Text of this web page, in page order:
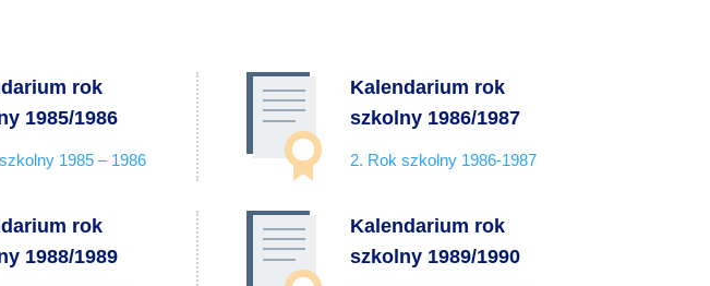
rok
1985/1986
1985 – 1986
Kalendarium rok
szkolny 1986/1987
2. Rok szkolny 1986-1987
rok
1988/1989
Kalendarium rok
szkolny 1989/1990